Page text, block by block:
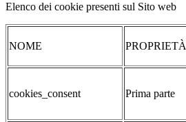
Elenco dei cookie presenti sul Sito web
NOME PROPRIETÀ
cookies_consent Prima parte